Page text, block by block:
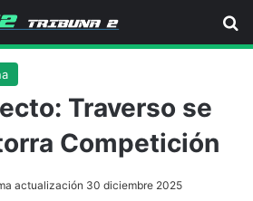
Traverso se
Competición
actualización 30 diciembre 2025